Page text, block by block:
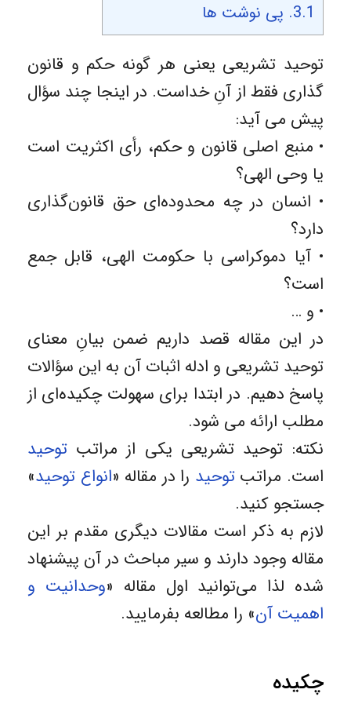
3.1. پی نوشت ها
توحید تشریعی یعنی هر گونه حکم و قانون
گذاری فقط از آنِ خداست. در اینجا چند سؤال
پیش می آید:
• منبع اصلی قانون و حکم، رأی اکثریت است
یا وحی الهی؟
• انسان در چه محدوده‌ای حق قانون‌گذاری
دارد؟
• آیا دموکراسی با حکومت الهی، قابل جمع
است؟
• و …
در این مقاله قصد داریم ضمن بیانِ معنای
توحید تشریعی و ادله اثبات آن به این سؤالات
پاسخ دهیم. در ابتدا برای سهولت چکیده‌ای از
مطلب ارائه می شود.
نکته: توحید تشریعی یکی از مراتب توحید
است. مراتبتوحید را در مقاله «انواع توحید»
جستجو کنید.
لازم به ذکر است مقالات دیگری مقدم بر این
مقاله وجود دارند و سیر مباحث در آن پیشنهاد
شده لذا می‌توانید اول مقاله «وحدانیت و
اهمیت آن» را مطالعه بفرمایید.
چکیده